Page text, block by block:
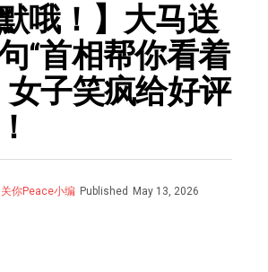
默哦！】大马送
“首相帮你看着
女子笑疯给好评
关你Peace小编 Published May 13, 2026